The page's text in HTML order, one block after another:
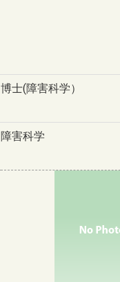
博士(障害科学）
障害科学